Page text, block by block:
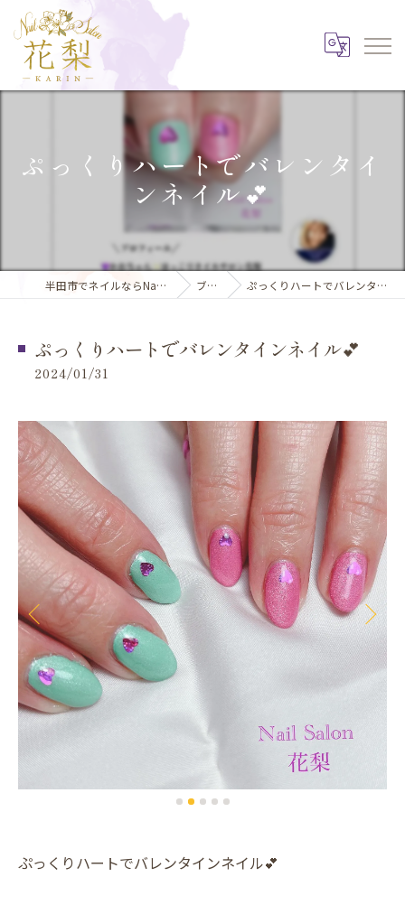
ぷっくりハートでバレンタイ
ンネイル💕
半田市でネイルならNail Salon 花梨 ブログ ぷっくりハートでバレンタインネイル💕
ぷっくりハートでバレンタインネイル💕
2024/01/31
ぷっくりハートでバレンタインネイル💕